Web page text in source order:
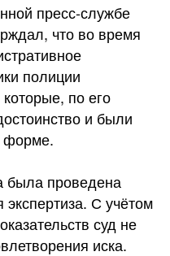
пресс-службе
что во время
полиции
по его
и были
форме.
была проведена
экспертиза. С учётом
суд не
иска.